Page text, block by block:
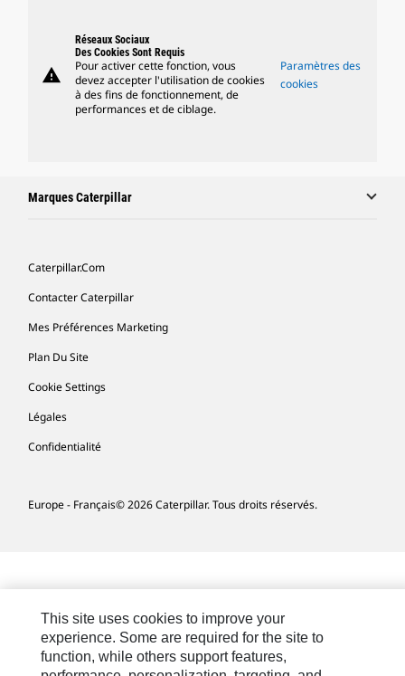
warning
Réseaux Sociaux
Des Cookies Sont Requis
Pour activer cette fonction, vous
devez accepter l'utilisation de cookies
à des fins de fonctionnement, de
performances et de ciblage.
Paramètres des
cookies
Marques Caterpillar
Caterpillar.com
Contacter Caterpillar
Mes Préférences Marketing
Plan Du Site
Cookie Settings
Légales
Confidentialité
Europe - Français© 2026 Caterpillar. Tous droits réservés.
This site uses cookies to improve your
experience. Some are required for the site to
function, while others support features,